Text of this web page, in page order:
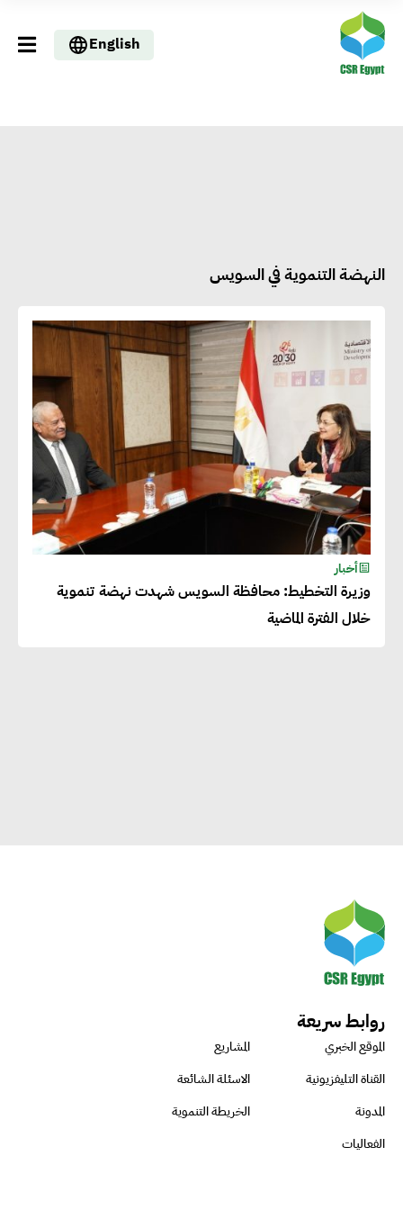
English
النهضة التنموية في السويس
أخبار
وزيرة التخطيط: محافظة السويس شهدت نهضة تنموية
خلال الفترة الماضية
روابط سريعة
الموقع الخبري
المشاريع
القناة التليفزيونية
الاسئلة الشائعة
المدونة
الخريطة التنموية
الفعاليات